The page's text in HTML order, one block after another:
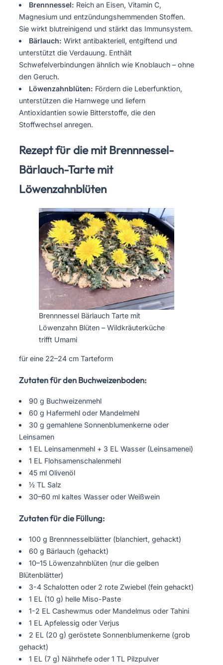
Brennnessel: Reich an Eisen, Vitamin C,
Magnesium und entzündungshemmenden Stoffen.
Sie wirkt blutreinigend und stärkt das Immunsystem.
Bärlauch: Wirkt antibakteriell, entgiftend und
unterstützt die Verdauung. Enthält
Schwefelverbindungen ähnlich wie Knoblauch – ohne
den Geruch.
Löwenzahnblüten: Fördern die Leberfunktion,
unterstützen die Harnwege und liefern
Antioxidantien sowie Bitterstoffe, die den
Stoffwechsel anregen.
Rezept für die mit Brennnessel-
Bärlauch-Tarte mit
Löwenzahnblüten
Brennnessel Bärlauch Tarte mit
Löwenzahn Blüten – Wildkräuterküche
trifft Umami
für eine 22–24 cm Tarteform
Zutaten für den Buchweizenboden:
90 g Buchweizenmehl
60 g Hafermehl oder Mandelmehl
30 g gemahlene Sonnenblumenkerne oder
Leinsamen
1 EL Leinsamenmehl + 3 EL Wasser (Leinsamenei)
1 EL Flohsamenschalenmehl
45 ml Olivenöl
½ TL Salz
30–60 ml kaltes Wasser oder Weißwein
Zutaten für die Füllung:
100 g Brennnesselblätter (blanchiert, gehackt)
60 g Bärlauch (gehackt)
10–15 Löwenzahnblüten (nur die gelben
Blütenblätter)
3-4 Schalotten oder 2 rote Zwiebel (fein gehackt)
1 EL (10 g) helle Miso-Paste
1-2 EL Cashewmus oder Mandelmus oder Tahini
1 EL Apfelessig oder Verjus
2 EL (20 g) geröstete Sonnenblumenkerne (grob
gehackt)
1 EL (7 g) Nährhefe oder 1 TL Pilzpulver